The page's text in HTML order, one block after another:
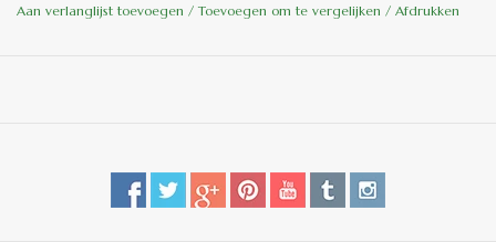
Al onze Tiffany lampen zijn van origineel glas en met de hand
Aan verlanglijst toevoegen / Toevoegen om te vergelijken / Afdrukken